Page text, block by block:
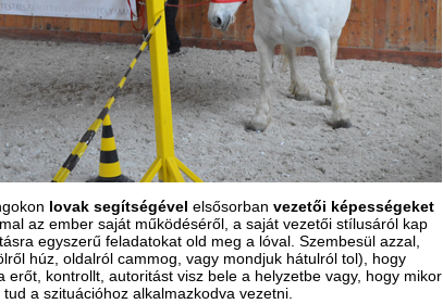
lovak segítségével elsősorban vezetői képességeket
az ember saját működéséről, a saját vezetői stílusáról kap
egyszerű feladatokat old meg a lóval. Szembesül azzal,
húz, oldalról cammog, vagy mondjuk hátulról tol), hogy
erőt, kontrollt, autoritást visz bele a helyzetbe vagy, hogy mikor
a szituációhoz alkalmazkodva vezetni.